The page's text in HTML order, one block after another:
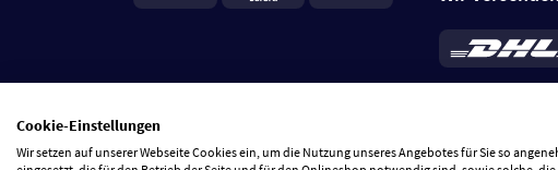
*Standard 6,95 €
je Bestellung,
Cookie-Einstellungen
Wir setzen auf unserer Webseite Cookies ein, um die Nutzung unseres Angebotes für Sie so